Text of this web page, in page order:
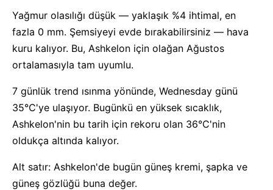
Yağmur olasılığı düşük — yaklaşık %4 ihtimal, en
fazla 0 mm. Şemsiyeyi evde bırakabilirsiniz — hava
kuru kalıyor. Bu, Ashkelon için olağan Ağustos
ortalamasıyla tam uyumlu.
7 günlük trend ısınma yönünde, Wednesday günü
35°C'ye ulaşıyor. Bugünkü en yüksek sıcaklık,
Ashkelon'nin bu tarih için rekoru olan 36°C'nin
oldukça altında kalıyor.
Alt satır: Ashkelon'de bugün güneş kremi, şapka ve
güneş gözlüğü buna değer.